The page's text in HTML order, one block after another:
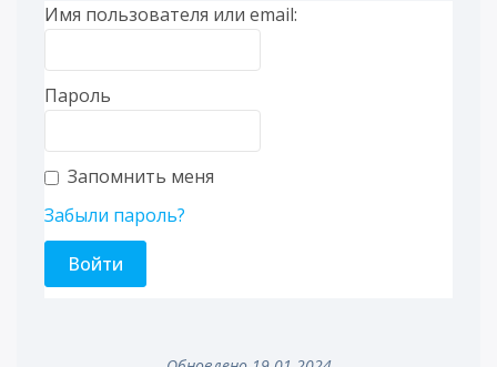
Имя пользователя или email:
Пароль
Запомнить меня
Забыли пароль?